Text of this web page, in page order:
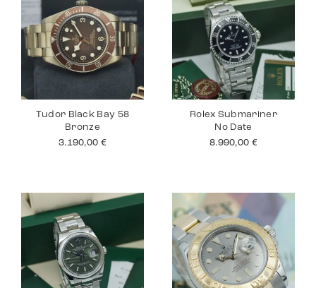
Tudor Black Bay 58
Bronze
3.190,00 €
Rolex Submariner
No Date
8.990,00 €